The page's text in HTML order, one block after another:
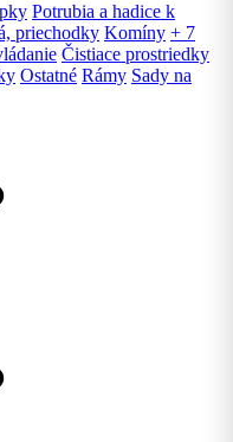
Potrubia a hadice k
priechodky Komíny + 7
Čistiace prostriedky
Ostatné Rámy Sady na